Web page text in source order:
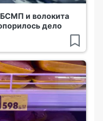
и волокита
дело